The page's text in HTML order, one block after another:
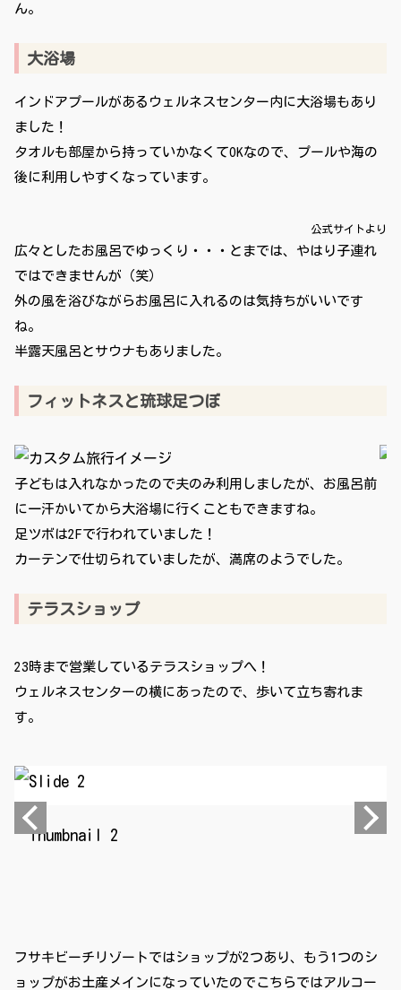
ん。
大浴場
インドアプールがあるウェルネスセンター内に大浴場もあり
ました！
タオルも部屋から持っていかなくてOKなので、プールや海の
後に利用しやすくなっています。
公式サイトより
広々としたお風呂でゆっくり・・・とまでは、やはり子連れ
ではできませんが（笑）
外の風を浴びながらお風呂に入れるのは気持ちがいいです
ね。
半露天風呂とサウナもありました。
フィットネスと琉球足つぼ
子どもは入れなかったので夫のみ利用しましたが、お風呂前
に一汗かいてから大浴場に行くこともできますね。
足ツボは2Fで行われていました！
カーテンで仕切られていましたが、満席のようでした。
テラスショップ
23時まで営業しているテラスショップへ！
ウェルネスセンターの横にあったので、歩いて立ち寄れま
す。
フサキビーチリゾートではショップが2つあり、もう1つのシ
ョップがお土産メインになっていたのでこちらではアルコー